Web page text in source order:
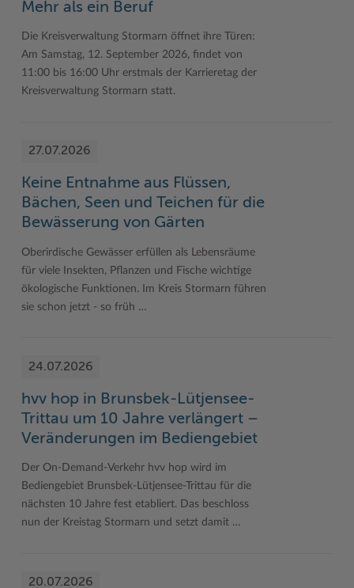
#MeinStormarn
Karrieretag
Mehr als ein Beruf
Die Kreisverwaltung Stormarn öffnet ihre Türen:
Am Samstag, 12. September 2026, findet von
11:00 bis 16:00 Uhr erstmals der Karrieretag der
Kreisverwaltung Stormarn statt.
27.07.2026
Keine Entnahme aus Flüssen,
Bächen, Seen und Teichen für die
Bewässerung von Gärten
Oberirdische Gewässer erfüllen als Lebensräume
für viele Insekten, Pflanzen und Fische wichtige
ökologische Funktionen. Im Kreis Stormarn führen
sie schon jetzt - so früh …
24.07.2026
hvv hop in Brunsbek-Lütjensee-
Trittau um 10 Jahre verlängert –
Veränderungen im Bediengebiet
Der On-Demand-Verkehr hvv hop wird im
Bediengebiet Brunsbek-Lütjensee-Trittau für die
nächsten 10 Jahre fest etabliert. Das beschloss
nun der Kreistag Stormarn und setzt damit …
20.07.2026